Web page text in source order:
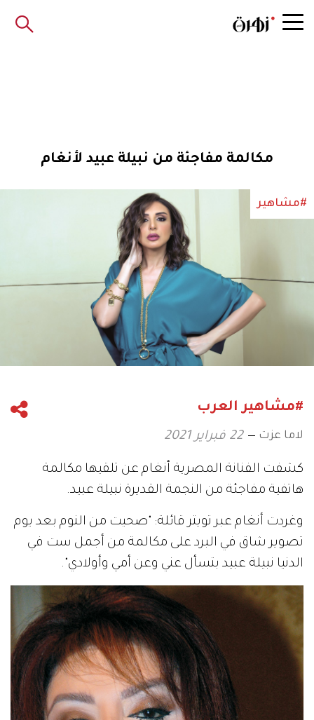
مكالمة مفاجئة من نبيلة عبيد لأنغام
#مشاهير
#مشاهير العرب
لاما عزت 22 فبراير 2021
كشفت الفنانة المصرية أنغام عن تلقيها مكالمة
هاتفية مفاجئة من النجمة القديرة نبيلة عبيد.
وغردت أنغام عبر تويتر قائلة: "صحيت من النوم بعد يوم
تصوير شاق في البرد على مكالمة من أجمل ست في
الدنيا نبيلة عبيد بتسأل عني وعن أمي وأولادي".